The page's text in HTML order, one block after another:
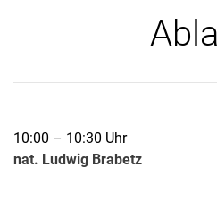
10:00 – 10:30 Uhr
nat. Ludwig Brabetz